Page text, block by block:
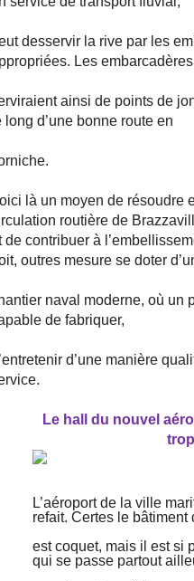
desservir la rive par les
Les embarcadères
ainsi de points de
long d’une bonne route en
là un moyen de résoudre
routière de
de contribuer à
outres mesure se doter
naval moderne, où un
de fabriquer,
d’une manière
Le hall du nouvel
L’aéroport de la ville
refait. Certes le bâtiment
est coquet, mais il est si
qui se passe partout